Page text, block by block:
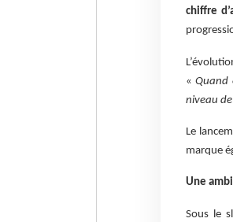
chiffre
«Quand
niveau
Le
marque
Une
Sous le